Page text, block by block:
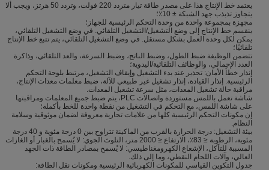
يعتمد خط الإنتاج هذا على مصدر طاقة تيار متردد 220 فولت، وتردد 50 هرتز، ويجب ألا
يتجاوز تذبذب جهد الشبكة ± 10٪؛
مجهزة بمجموعة واحدة من وحدة التحكم الرئيسية للجهاز؛
ينقسم خط الإنتاج إلى وضع التشغيل/التشغيل التلقائي. في وضع التشغيل التلقائي،
يمكن لكل وحدة العمل بشكل مستقل. في وضع التشغيل التلقائي، يتم تتبع خط الإنتاج
تلقائيًا؛
تتضمن الوظيفة ضبط الطول، وضبط الناتج، وضبط السرعة، والعد التلقائي، وذاكرة
العدد الإجمالي، والوظائف التلقائية/اليدوية؛
إنذار خطأ الأمان: تحذير عند بدء التشغيل وإيقاف التشغيل، مرتبط بلوحة التحكم
الرئيسية. إنذار القيادة، إنذار تشغيل غير طبيعي للآلة، ضبط معلمات معدات الإنتاج،
مراقبة حالة تشغيل المعدات، مثل سرعة تشغيل المعدات.
شاشة تعمل باللمس مستوردة واتصالات PLC، يتم ضبط جميع المعلمات ومراقبتها
على شاشة اللمس، مع التحكم في التشغيل من نقطة واحدة للخط بأكمله؛
إن مكونات التحكم الرئيسية كلها من علامات تجارية معروفة لضمان موثوقية وسلامة
النظام.
بيئة التشغيل: درجة الحرارة بالقرب من الماكينة تتراوح بين 0 درجة مئوية و 40 درجة
مئوية، الرطوبة ≤ 83٪، الارتفاع ≤ 2000 متر، التلوث الجوي: لا يُسمح بالغبار أو الغازات
المسببة للتآكل، الإشعاع الكهرومغناطيسي: لا يُسمح بمصادر الطاقة ذات الجهد
العالي، وآلات اللحام النقطي، وما إلى ذلك.
جدول التكوين القياسي للمكونات الكهربائية الرئيسية ومكونات نقل الطاقة: